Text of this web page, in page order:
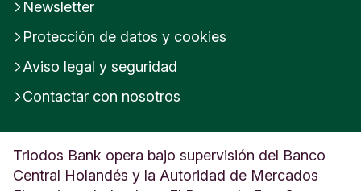
Newsletter
Protección de datos y cookies
Aviso legal y seguridad
Contactar con nosotros
Triodos Bank opera bajo supervisión del Banco
Central Holandés y la Autoridad de Mercados